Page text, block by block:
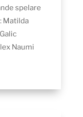
spelare
Matilda
Naumi